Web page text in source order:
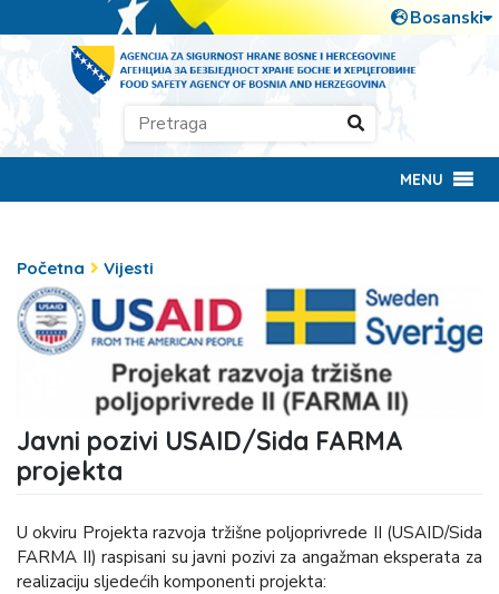
MENU
Početna Vijesti
Javni pozivi USAID/Sida FARMA
projekta
U okviru Projekta razvoja tržišne poljoprivrede II (USAID/Sida
FARMA II) raspisani su javni pozivi za angažman eksperata za
realizaciju sljedećih komponenti projekta: